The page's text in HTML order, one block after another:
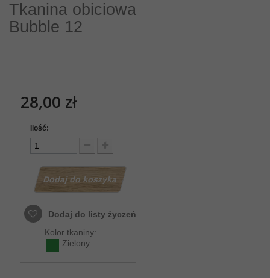
Tkanina obiciowa
Bubble 12
28,00 zł
Ilość:
Dodaj do koszyka
Dodaj do listy życzeń
Kolor tkaniny:
Zielony